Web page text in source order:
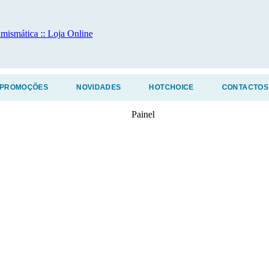
PROMOÇÕES NOVIDADES HOTCHOICE CONTACTOS